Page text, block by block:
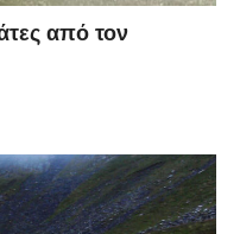
από τον